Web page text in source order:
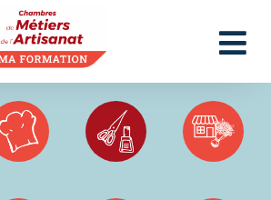
des cookies